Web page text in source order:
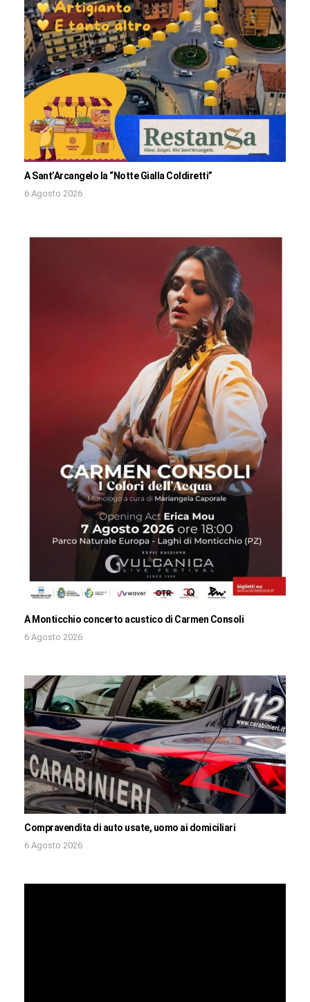
A Sant’Arcangelo la “Notte Gialla Coldiretti”
6 Agosto 2026
A Monticchio concerto acustico di Carmen Consoli
6 Agosto 2026
Compravendita di auto usate, uomo ai domiciliari
6 Agosto 2026